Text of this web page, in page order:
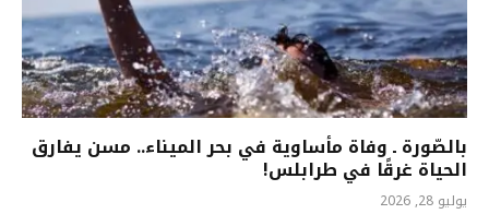
بالصّورة ـ وفاة مأساوية في بحر الميناء.. مسن يفارق
الحياة غرقًا في طرابلس!
يوليو 28, 2026